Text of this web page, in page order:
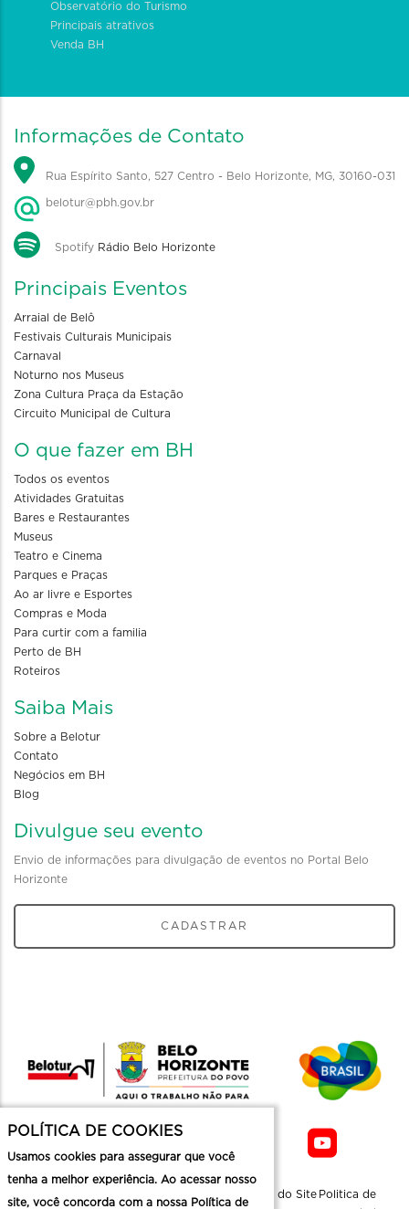
Observatório do Turismo
Principais atrativos
Venda BH
Informações de Contato
Rua Espírito Santo, 527 Centro - Belo Horizonte, MG, 30160-031
belotur@pbh.gov.br
Spotify Rádio Belo Horizonte
Principais Eventos
Arraial de Belô
Festivais Culturais Municipais
Carnaval
Noturno nos Museus
Zona Cultura Praça da Estação
Circuito Municipal de Cultura
O que fazer em BH
Todos os eventos
Atividades Gratuitas
Bares e Restaurantes
Museus
Teatro e Cinema
Parques e Praças
Ao ar livre e Esportes
Compras e Moda
Para curtir com a familia
Perto de BH
Roteiros
Saiba Mais
Sobre a Belotur
Contato
Negócios em BH
Blog
Divulgue seu evento
Envio de informações para divulgação de eventos no Portal Belo
Horizonte
CADASTRAR
Mapa do Site Politica de
POLÍTICA DE COOKIES
Usamos cookies para assegurar que você
tenha a melhor experiência. Ao acessar nosso
site, você concorda com a nossa Política de